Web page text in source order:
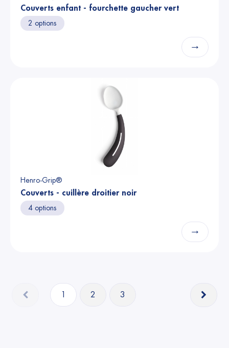
Couverts enfant - fourchette gaucher vert
2 options
→
Henro-Grip®
Couverts - cuillère droitier noir
4 options
→
1 2 3